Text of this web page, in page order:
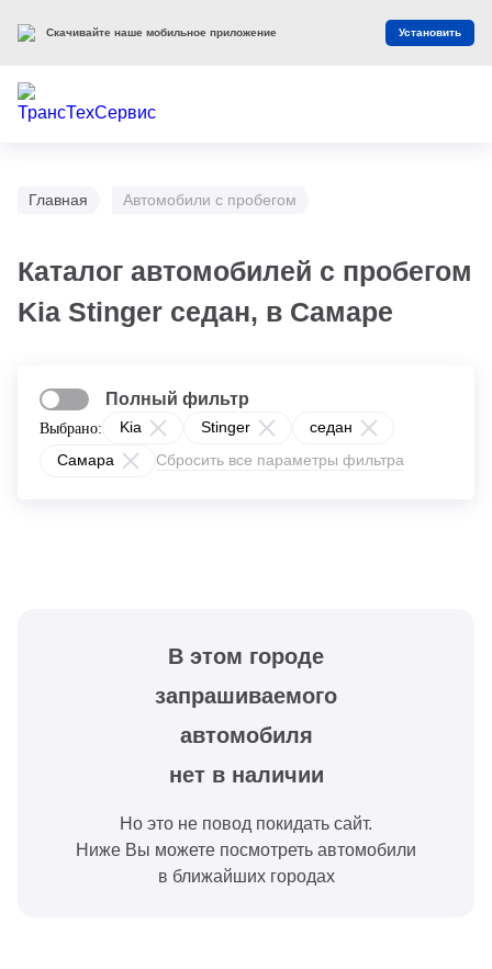
Главная Автомобили с пробегом
Каталог автомобилей с пробегом
Kia Stinger седан, в Самаре
Выбрано: Kia Stinger
седан
Самара
Сбросить все параметры фильтра
Полный фильтр
В этом городе
запрашиваемого
автомобиля
нет в наличии
Но это не повод покидать сайт.
Ниже Вы можете посмотреть автомобили
в ближайших городах
Скачивайте наше мобильное приложение Установить